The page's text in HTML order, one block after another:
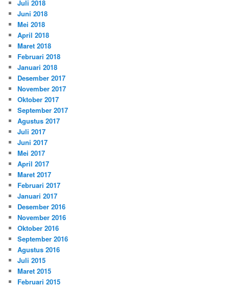
Juli 2018
Juni 2018
Mei 2018
April 2018
Maret 2018
Februari 2018
Januari 2018
Desember 2017
November 2017
Oktober 2017
September 2017
Agustus 2017
Juli 2017
Juni 2017
Mei 2017
April 2017
Maret 2017
Februari 2017
Januari 2017
Desember 2016
November 2016
Oktober 2016
September 2016
Agustus 2016
Juli 2015
Maret 2015
Februari 2015